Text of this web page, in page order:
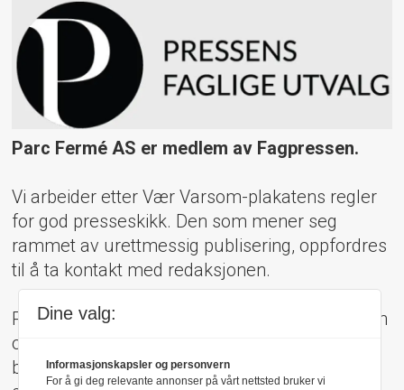
Parc Fermé AS er medlem av Fagpressen.
Vi arbeider etter Vær Varsom-plakatens regler
for god presseskikk. Den som mener seg
rammet av urettmessig publisering, oppfordres
til å ta kontakt med redaksjonen.
Pressens Faglige Utvalg (PFU) er et klageorgan
oppnevnt av Norsk Presseforbund som
behandler klager mot mediene i presseetiske
Dine valg:
Informasjonskapsler og personvern
For å gi deg relevante annonser på vårt nettsted bruker vi